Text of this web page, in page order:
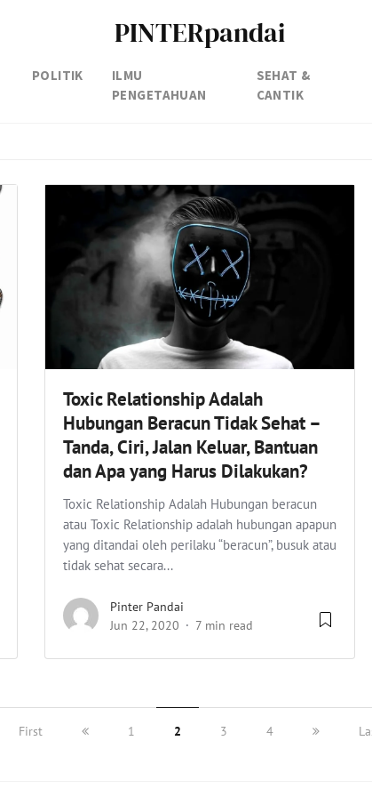
PINTERpandai
POLITIK
ILMU
PENGETAHUAN
SEHAT &
CANTIK
Toxic Relationship Adalah
Hubungan Beracun Tidak Sehat –
Tanda, Ciri, Jalan Keluar, Bantuan
dan Apa yang Harus Dilakukan?
Toxic Relationship Adalah Hubungan beracun
atau Toxic Relationship adalah hubungan apapun
yang ditandai oleh perilaku “beracun”, busuk atau
tidak sehat secara...
Pinter Pandai
Jun 22, 2020
7 min read
First 1 2 3 4